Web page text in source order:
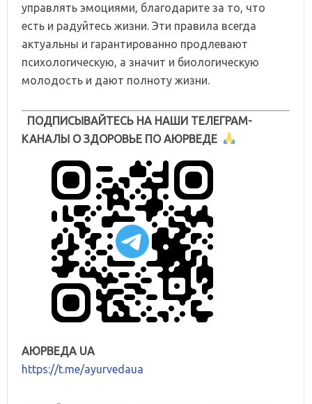
управлять эмоциями, благодарите за то, что
есть и радуйтесь жизни. Эти правила всегда
актуальны и гарантированно продлевают
психологическую, а значит и биологическую
молодость и дают полноту жизни.
ПОДПИСЫВАЙТЕСЬ НА НАШИ ТЕЛЕГРАМ-
КАНАЛЫ О ЗДОРОВЬЕ ПО АЮРВЕДЕ
АЮРВЕДА UA
https://t.me/ayurvedaua